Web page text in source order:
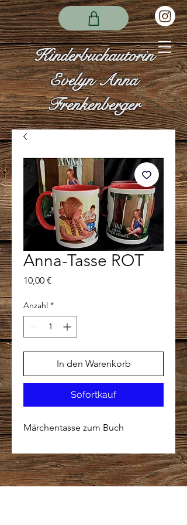
Kinderbuchautorin
Evelyn Anna
Frenkenberger
Anna-Tasse ROT
10,00 €
Anzahl *
In den Warenkorb
Sofortkauf
Märchentasse zum Buch